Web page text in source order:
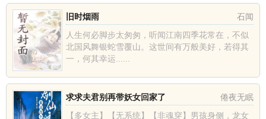
石闻
旧时烟雨
人生何必脚步太匆匆，听闻江南四季花常在，不似
北国风舞银蛇雪覆山。这世间有万般美好，若得其
一，何其幸运......
倦夜无眠
求求夫君别再带妖女回家了
【多女主】【无系统】【非魂穿】男孩身侧，龙女